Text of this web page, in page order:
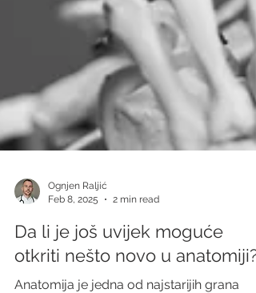
Ognjen Raljić
Feb 8, 2025
2 min read
Da li je još uvijek moguće